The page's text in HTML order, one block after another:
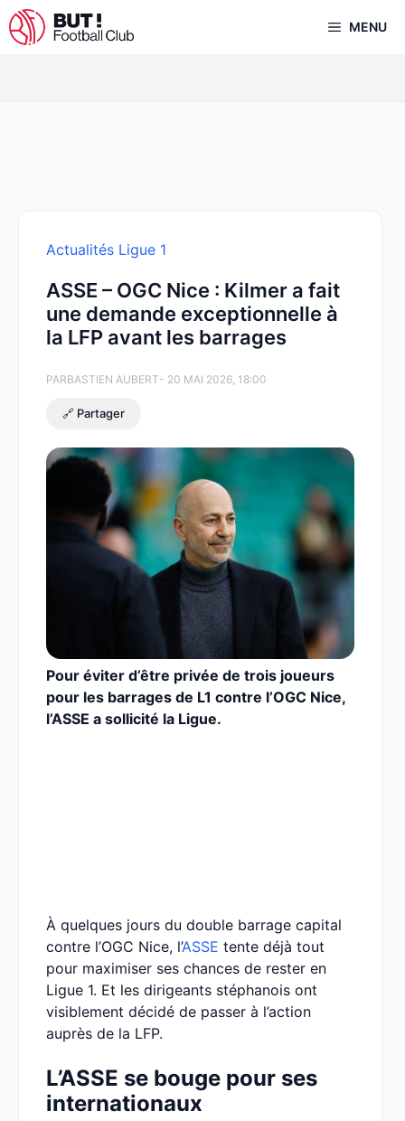
Aller
au
MENU
Actualités Ligue 1
ASSE – OGC Nice : Kilmer a fait
une demande exceptionnelle à
la LFP avant les barrages
PARBASTIEN AUBERT- 20 MAI 2026, 18:00
🔗 Partager
Pour éviter d’être privée de trois joueurs
pour les barrages de L1 contre l’OGC Nice,
l’ASSE a sollicité la Ligue.
À quelques jours du double barrage capital
contre l’OGC Nice, l’ASSE tente déjà tout
pour maximiser ses chances de rester en
Ligue 1. Et les dirigeants stéphanois ont
visiblement décidé de passer à l’action
auprès de la LFP.
L’ASSE se bouge pour ses
internationaux